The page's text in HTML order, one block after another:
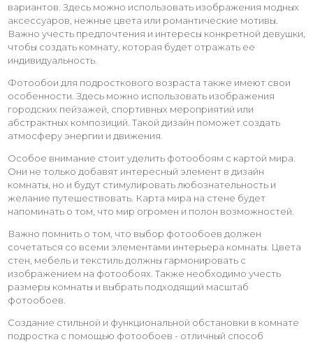
вариантов. Здесь можно использовать изображения модных
аксессуаров, нежные цвета или романтические мотивы.
Важно учесть предпочтения и интересы конкретной девушки,
чтобы создать комнату, которая будет отражать ее
индивидуальность.
Фотообои для подросткового возраста также имеют свои
особенности. Здесь можно использовать изображения
городских пейзажей, спортивных мероприятий или
абстрактных композиций. Такой дизайн поможет создать
атмосферу энергии и движения.
Особое внимание стоит уделить фотообоям с картой мира.
Они не только добавят интересный элемент в дизайн
комнаты, но и будут стимулировать любознательность и
желание путешествовать. Карта мира на стене будет
напоминать о том, что мир огромен и полон возможностей.
Важно помнить о том, что выбор фотообоев должен
сочетаться со всеми элементами интерьера комнаты. Цвета
стен, мебель и текстиль должны гармонировать с
изображением на фотообоях. Также необходимо учесть
размеры комнаты и выбрать подходящий масштаб
фотообоев.
Создание стильной и функциональной обстановки в комнате
подростка с помощью фотообоев - отличный способ